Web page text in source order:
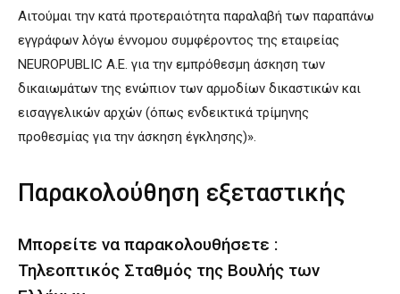
Αιτούμαι την κατά προτεραιότητα παραλαβή των παραπάνω
εγγράφων λόγω έννομου συμφέροντος της εταιρείας
NEUROPUBLIC Α.Ε. για την εμπρόθεσμη άσκηση των
δικαιωμάτων της ενώπιον των αρμοδίων δικαστικών και
εισαγγελικών αρχών (όπως ενδεικτικά τρίμηνης
προθεσμίας για την άσκηση έγκλησης)».
Παρακολούθηση εξεταστικής
Μπορείτε να παρακολουθήσετε :
Τηλεοπτικός Σταθμός της Βουλής των